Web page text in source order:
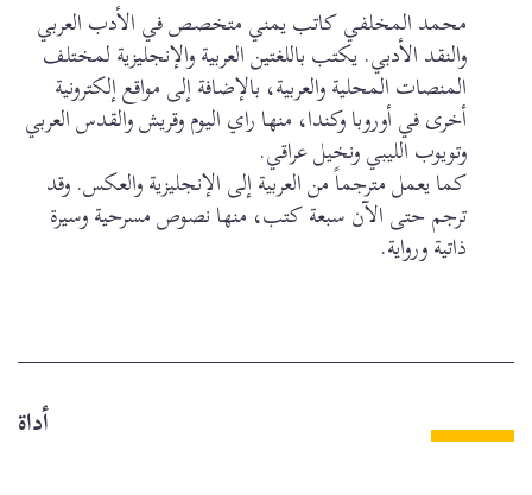
محمد المخلفي كاتب يمني متخصص في الأدب العربي
والنقد الأدبي. يكتب باللغتين العربية والإنجليزية لمختلف
المنصات المحلية والعربية، بالإضافة إلى مواقع إلكترونية
أخرى في أوروبا وكندا، منها راي اليوم وقريش والقدس العربي
وتويوب الليبي ونخيل عراقي.
كما يعمل مترجماً من العربية إلى الإنجليزية والعكس. وقد
ترجم حتى الآن سبعة كتب، منها نصوص مسرحية وسيرة
ذاتية ورواية.
أداة